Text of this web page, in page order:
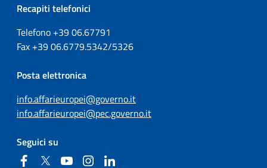
Recapiti telefonici
Telefono +3906.67791
Fax +3906.6779.5342/5326
Posta elettronica
info.affarieuropei@governo.it
info.affarieuropei@pec.governo.it
Seguici su
FacebookTwitter YouTubeInstagram